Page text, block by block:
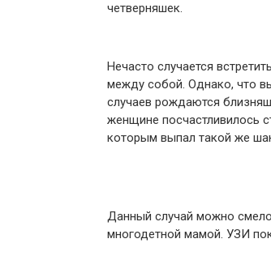
четверняшек.
Нечасто случается
между собой. Однако, что
случаев рождаются
женщине посчастливилось
которым выпал такой же
Данный случай можно смело
многодетной мамой. УЗИ